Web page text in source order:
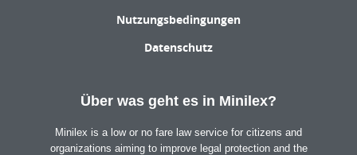
Nutzungsbedingungen
Datenschutz
Über was geht es in Minilex?
Minilex is a low or no fare law service for citizens and
organizations aiming to improve legal protection and the